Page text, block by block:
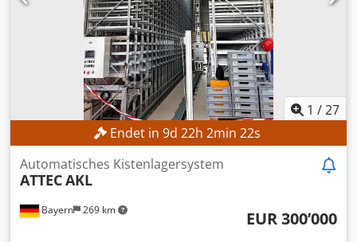
1 /27
Endet in 9d 22h 2min 19s
Bayern 269 km
Automatisches Kistenlagersystem
ATTECAKL
EUR 300’000